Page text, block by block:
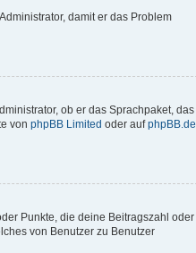
damit er das Problem
ob er das Sprachpaket, das
von phpBB Limited oder aufphpBB.de
Punkte, die deine Beitragszahl oder
von Benutzer zu Benutzer